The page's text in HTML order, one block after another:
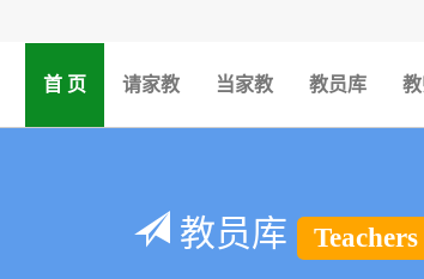
首 页(current)
请家教 当家教 教员库
教员库 Teachers